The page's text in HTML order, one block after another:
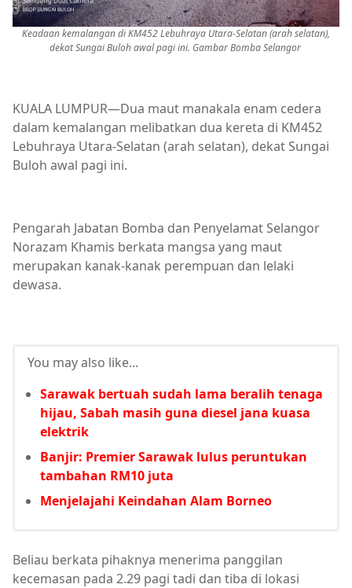
Keadaan kemalangan di KM452 Lebuhraya Utara-Selatan (arah selatan),
dekat Sungai Buloh awal pagi ini. Gambar Bomba Selangor
KUALA LUMPUR—Dua maut manakala enam cedera
dalam kemalangan melibatkan dua kereta di KM452
Lebuhraya Utara-Selatan (arah selatan), dekat Sungai
Buloh awal pagi ini.
Pengarah Jabatan Bomba dan Penyelamat Selangor
Norazam Khamis berkata mangsa yang maut
merupakan kanak-kanak perempuan dan lelaki
dewasa.
You may also like...
Sarawak bertuah sudah lama beralih tenaga
hijau, Sabah masih guna diesel jana kuasa
elektrik
Banjir: Premier Sarawak lulus peruntukan
tambahan RM10 juta
Menjelajahi Keindahan Alam Borneo
Beliau berkata pihaknya menerima panggilan
kecemasan pada 2.29 pagi tadi dan tiba di lokasi